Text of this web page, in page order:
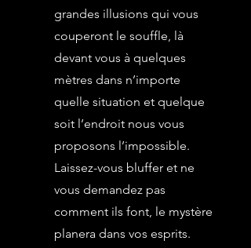
grandes illusions qui vous
couperont le souffle, là
devant vous à quelques
mètres dans n’importe
quelle situation et quelque
soit l’endroit nous vous
proposons l’impossible.
Laissez-vous bluffer et ne
vous demandez pas
comment ils font, le mystère
planera dans vos esprits.